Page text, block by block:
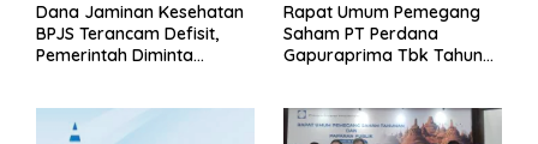
Dana Jaminan Kesehatan
BPJS Terancam Defisit,
Pemerintah Diminta
Rapat Umum Pemegang
Saham PT Perdana
Gapuraprima Tbk Tahun